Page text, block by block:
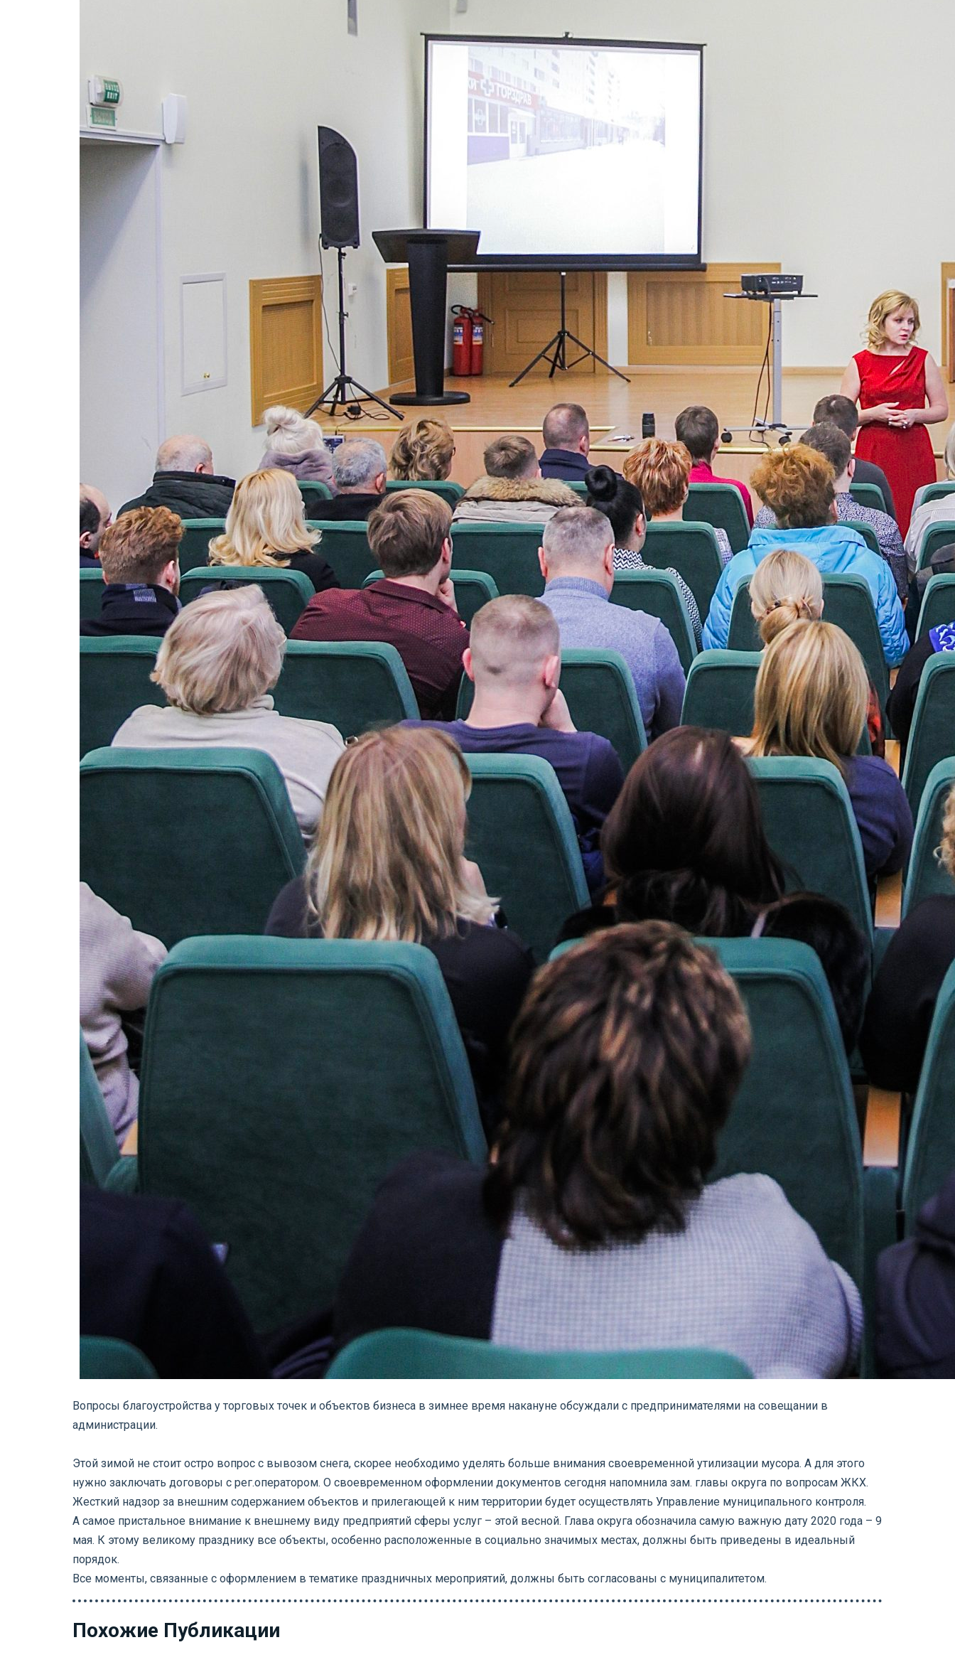
Вопросы благоустройства у торговых точек и объектов бизнеса в зимнее время накануне обсуждали с предпринимателями на совещании в
администрации.
Этой зимой не стоит остро вопрос с вывозом снега, скорее необходимо уделять больше внимания своевременной утилизации мусора. А для этого
нужно заключать договоры с рег.оператором. О своевременном оформлении документов сегодня напомнила зам. главы округа по вопросам ЖКХ.
Жесткий надзор за внешним содержанием объектов и прилегающей к ним территории будет осуществлять Управление муниципального контроля.
А самое пристальное внимание к внешнему виду предприятий сферы услуг – этой весной. Глава округа обозначила самую важную дату 2020 года – 9
мая. К этому великому празднику все объекты, особенно расположенные в социально значимых местах, должны быть приведены в идеальный
порядок.
Все моменты, связанные с оформлением в тематике праздничных мероприятий, должны быть согласованы с муниципалитетом.
Похожие Публикации